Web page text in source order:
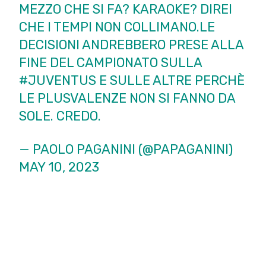
MEZZO CHE SI FA? KARAOKE? DIREI
CHE I TEMPI NON COLLIMANO.LE
DECISIONI ANDREBBERO PRESE ALLA
FINE DEL CAMPIONATO SULLA
#JUVENTUS E SULLE ALTRE PERCHÈ
LE PLUSVALENZE NON SI FANNO DA
SOLE. CREDO.
— PAOLO PAGANINI (@PAPAGANINI)
MAY 10, 2023